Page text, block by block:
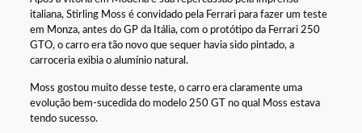
italiana, Stirling Moss é convidado pela Ferrari para fazer um teste
em Monza, antes do GP da Itália, com o protótipo da Ferrari 250
GTO, o carro era tão novo que sequer havia sido pintado, a
carroceria exibia o alumínio natural.
Moss gostou muito desse teste, o carro era claramente uma
evolução bem-sucedida do modelo 250 GT no qual Moss estava
tendo sucesso.